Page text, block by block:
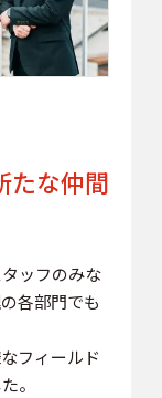
たな仲間
ッフのみな
各部門でも
フィールド
。